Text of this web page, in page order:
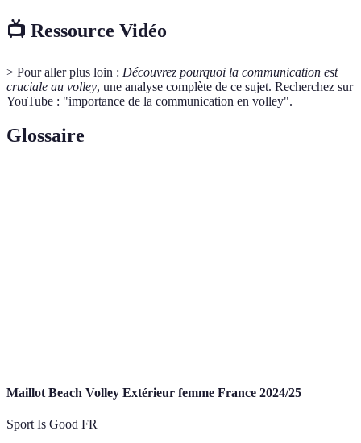
📺 Ressource Vidéo
> Pour aller plus loin : Découvrez pourquoi la communication est
cruciale au volley, une analyse complète de ce sujet. Recherchez sur
YouTube : "importance de la communication en volley".
Glossaire
Maillot Beach Volley Extérieur femme France 2024/25
Sport Is Good FR